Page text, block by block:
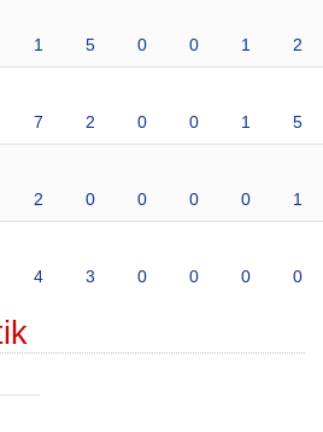
1 5 0 0 1 2
7 2 0 0 1 5
2 0 0 0 0 1
4 3 0 0 0 0